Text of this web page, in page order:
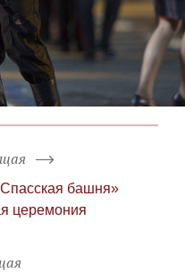
башня»
церемония